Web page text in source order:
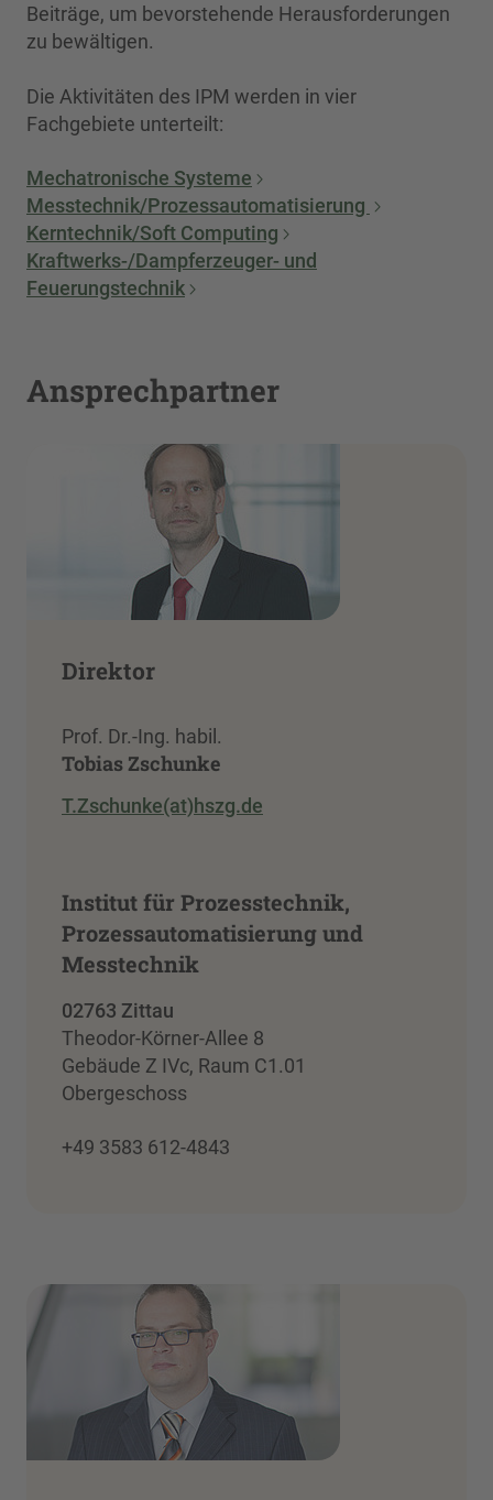
Beiträge, um bevorstehende Herausforderungen
zu bewältigen.
Die Aktivitäten des IPM werden in vier
Fachgebiete unterteilt:
Mechatronische Systeme
Messtechnik/Prozessautomatisierung
Kerntechnik/Soft Computing
Kraftwerks-/Dampferzeuger- und
Feuerungstechnik
Ansprechpartner
Direktor
Prof. Dr.-Ing. habil.
Tobias Zschunke
T.Zschunke(at)hszg.de
Institut für Prozesstechnik,
Prozessautomatisierung und
Messtechnik
02763 Zittau
Theodor-Körner-Allee 8
Gebäude Z IVc, Raum C1.01
Obergeschoss
+49 3583 612-4843